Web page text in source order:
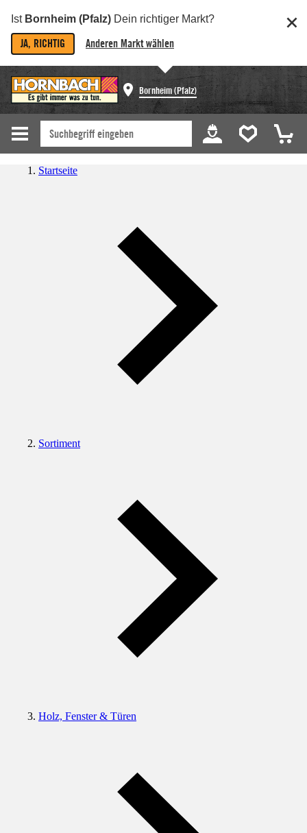
Ist Bornheim (Pfalz) Dein richtiger Markt?
JA, RICHTIG Anderen Markt wählen
Bornheim (Pfalz)
Startseite
Sortiment
Holz, Fenster & Türen